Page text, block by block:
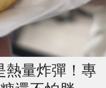
熱量炸彈！專